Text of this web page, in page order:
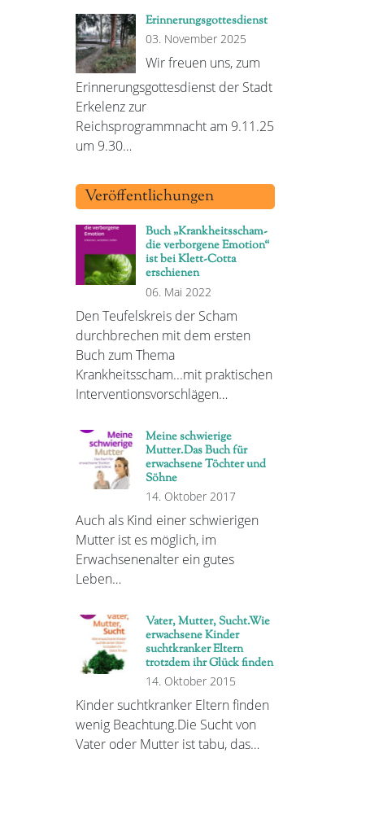
Erinnerungsgottesdienst
03. November 2025
Wir freuen uns, zum
Erinnerungsgottesdienst der Stadt
Erkelenz zur
Reichsprogrammnacht am 9.11.25
um 9.30…
Veröffentlichungen
Buch „Krankheitsscham-
die verborgene Emotion“
ist bei Klett-Cotta
erschienen
06. Mai 2022
Den Teufelskreis der Scham
durchbrechen mit dem ersten
Buch zum Thema
Krankheitsscham...mit praktischen
Interventionsvorschlägen…
Meine schwierige
Mutter.Das Buch für
erwachsene Töchter und
Söhne
14. Oktober 2017
Auch als Kind einer schwierigen
Mutter ist es möglich, im
Erwachsenenalter ein gutes
Leben…
Vater, Mutter, Sucht.Wie
erwachsene Kinder
suchtkranker Eltern
trotzdem ihr Glück finden
14. Oktober 2015
Kinder suchtkranker Eltern finden
wenig Beachtung.Die Sucht von
Vater oder Mutter ist tabu, das…